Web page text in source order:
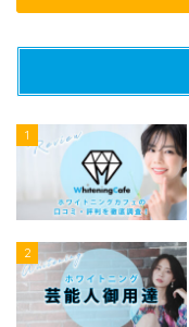
1
2